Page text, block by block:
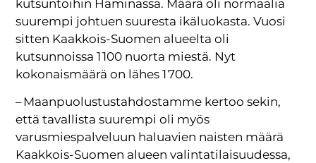
kutsuntoihin Haminassa. Määrä oli normaalia
suurempi johtuen suuresta ikäluokasta. Vuosi
sitten Kaakkois-Suomen alueelta oli
kutsunnoissa 1 100 nuorta miestä. Nyt
kokonaismäärä on lähes 1 700.
– Maanpuolustustahdostamme kertoo sekin,
että tavallista suurempi oli myös
varusmiespalveluun haluavien naisten määrä
Kaakkois-Suomen alueen valintatilaisuudessa,